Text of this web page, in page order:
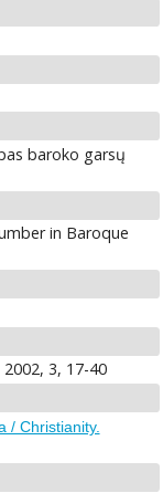
baroko garsų
in Baroque
3, 17-40
/ Christianity.